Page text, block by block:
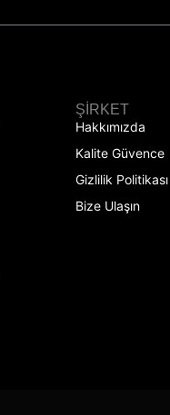
ŞIRKET
Hakkımızda
Kalite Güvence
Gizlilik Politikası
Bize Ulaşın